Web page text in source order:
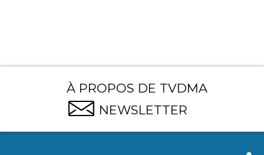
À PROPOS DE TVDMA
NEWSLETTER